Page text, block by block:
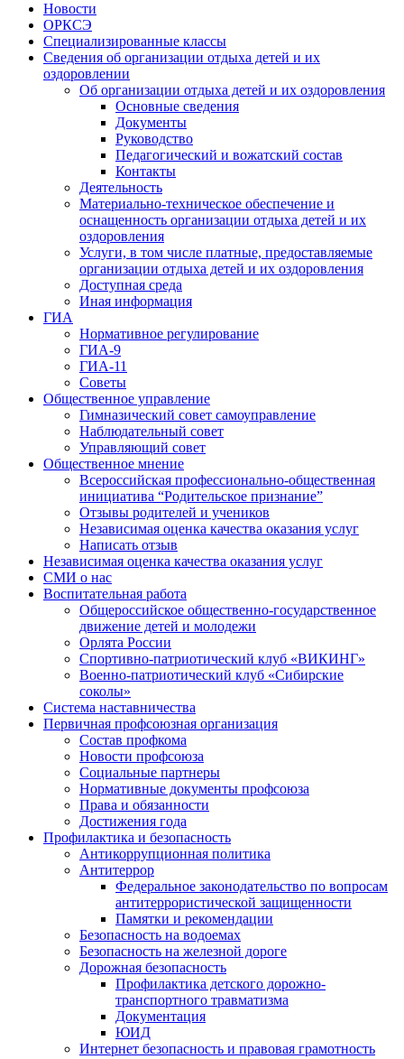
Новости
ОРКСЭ
Специализированные классы
Сведения об организации отдыха детей и их
оздоровлении
Об организации отдыха детей и их оздоровления
Основные сведения
Документы
Руководство
Педагогический и вожатский состав
Контакты
Деятельность
Материально-техническое обеспечение и
оснащенность организации отдыха детей и их
оздоровления
Услуги, в том числе платные, предоставляемые
организации отдыха детей и их оздоровления
Доступная среда
Иная информация
ГИА
Нормативное регулирование
ГИА-9
ГИА-11
Советы
Общественное управление
Гимназический совет самоуправление
Наблюдательный совет
Управляющий совет
Общественное мнение
Всероссийская профессионально-общественная
инициатива “Родительское признание”
Отзывы родителей и учеников
Независимая оценка качества оказания услуг
Написать отзыв
Независимая оценка качества оказания услуг
СМИ о нас
Воспитательная работа
Общероссийское общественно-государственное
движение детей и молодежи
Орлята России
Спортивно-патриотический клуб «ВИКИНГ»
Военно-патриотический клуб «Сибирские
соколы»
Система наставничества
Первичная профсоюзная организация
Состав профкома
Новости профсоюза
Социальные партнеры
Нормативные документы профсоюза
Права и обязанности
Достижения года
Профилактика и безопасность
Антикоррупционная политика
Антитеррор
Федеральное законодательство по вопросам
антитеррористической защищенности
Памятки и рекомендации
Безопасность на водоемах
Безопасность на железной дороге
Дорожная безопасность
Профилактика детского дорожно-
транспортного травматизма
Документация
ЮИД
Интернет безопасность и правовая грамотность